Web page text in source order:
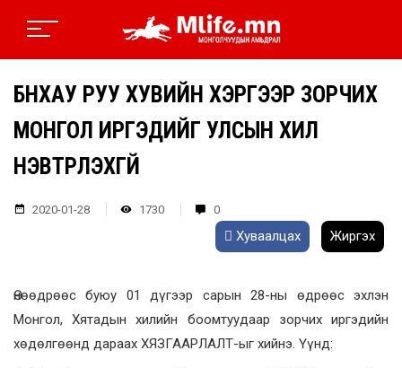
БНХАУ РУУ ХУВИЙН ХЭРГЭЭР ЗОРЧИХ
МОНГОЛ ИРГЭДИЙГ УЛСЫН ХИЛ
НЭВТРҮҮЛЭХГҮЙ
2020-01-28 1730 0
Хуваалцах Жиргэх
Өнөөдрөөс буюу 01 дүгээр сарын 28-ны өдрөөс эхлэн
Монгол, Хятадын хилийн боомтуудаар зорчих иргэдийн
хөдөлгөөнд дараах ХЯЗГААРЛАЛТ-ыг хийнэ. Үүнд: